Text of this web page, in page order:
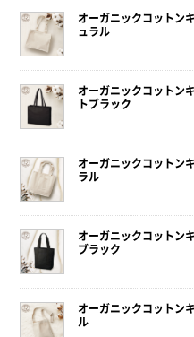
オーガニックコットン
ュラル
オーガニックコットン
トブラック
オーガニックコットン
ラル
オーガニックコットン
ブラック
オーガニックコットン
ル